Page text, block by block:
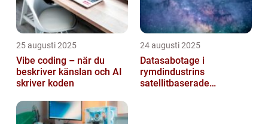
25 augusti 2025
Vibe coding – när du
beskriver känslan och AI
skriver koden
24 augusti 2025
Datasabotage i
rymdindustrins
satellitbaserade